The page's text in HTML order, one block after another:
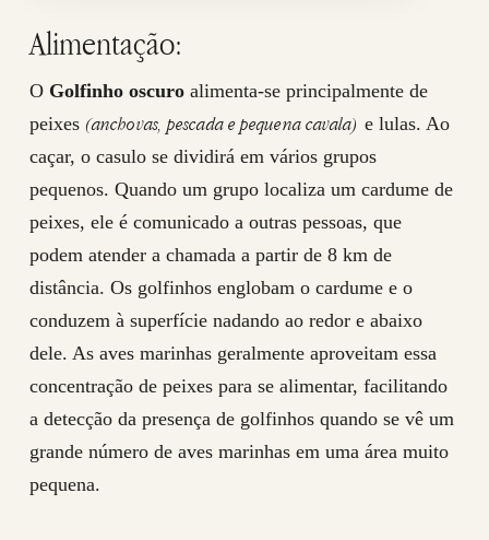
Alimentação:
O Golfinho oscuroalimenta-se principalmente de
peixes (anchovas, pescada e pequena cavala) e lulas. Ao
caçar, o casulo se dividirá em vários grupos
pequenos. Quando um grupo localiza um cardume de
peixes, ele é comunicado a outras pessoas, que
podem atender a chamada a partir de 8 km de
distância. Os golfinhos englobam o cardume e o
conduzem à superfície nadando ao redor e abaixo
dele. As aves marinhas geralmente aproveitam essa
concentração de peixes para se alimentar, facilitando
a detecção da presença de golfinhos quando se vê um
grande número de aves marinhas em uma área muito
pequena.